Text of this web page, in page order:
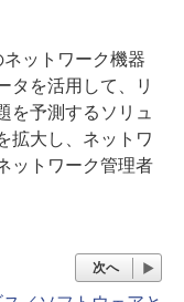
ットワーク機器
タを活用して、リ
を予測するソリュ
拡大し、ネットワ
ットワーク管理者
次へ